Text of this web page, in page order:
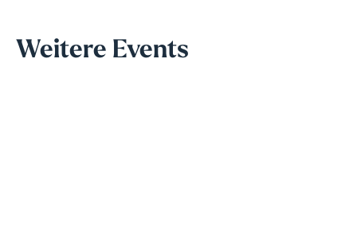
Weitere Events